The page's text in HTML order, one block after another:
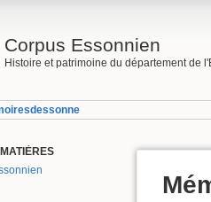
Corpus Essonnien
Histoire et patrimoine du département de